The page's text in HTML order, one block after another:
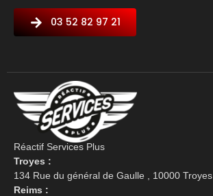
03 52 82 97 21
Réactif Services Plus
Troyes :
134 Rue du général de Gaulle , 10000 Troyes
Reims :